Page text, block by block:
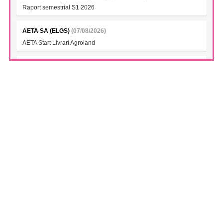
Raport semestrial S1 2026
AETA SA (ELGS) (07/08/2026)
AETA Start Livrari Agroland